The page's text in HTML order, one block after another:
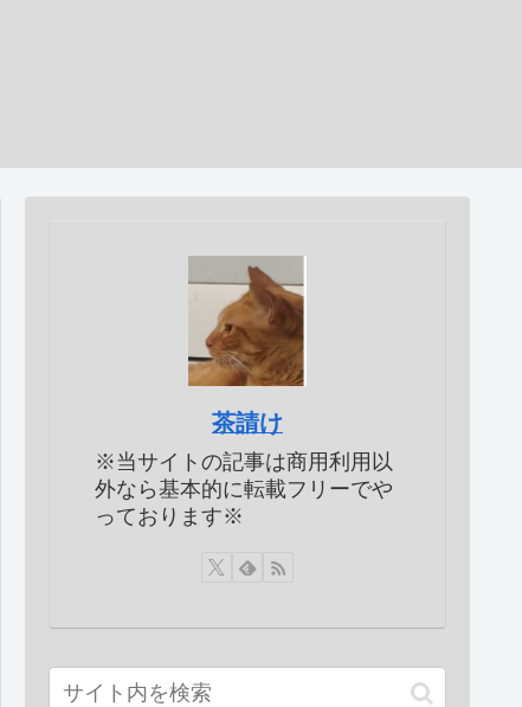
茶請け
※当サイトの記事は商用利用以
外なら基本的に転載フリーでや
っております※